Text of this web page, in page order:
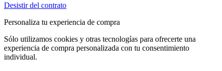
Desistir del contrato
Personaliza tu experiencia de compra
Sólo utilizamos cookies y otras tecnologías para ofrecerte una
experiencia de compra personalizada con tu consentimiento
individual.